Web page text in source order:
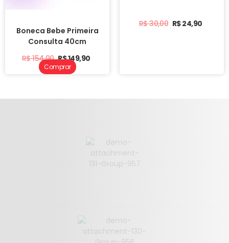
Boneca Bebe Primeira
Consulta 40cm
R$154,90 R$149,90
R$30,00 R$24,90
Comprar